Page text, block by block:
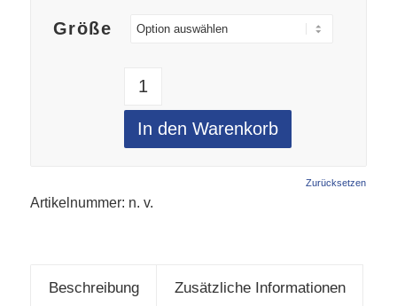
Größe
Zurücksetzen
In den Warenkorb
Artikelnummer: n. v.
Beschreibung Zusätzliche Informationen